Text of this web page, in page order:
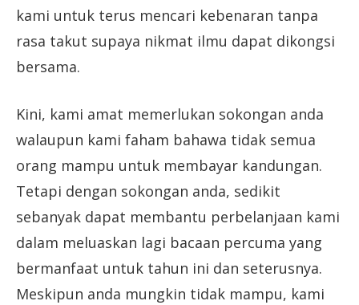
kami untuk terus mencari kebenaran tanpa
rasa takut supaya nikmat ilmu dapat dikongsi
bersama.
Kini, kami amat memerlukan sokongan anda
walaupun kami faham bahawa tidak semua
orang mampu untuk membayar kandungan.
Tetapi dengan sokongan anda, sedikit
sebanyak dapat membantu perbelanjaan kami
dalam meluaskan lagi bacaan percuma yang
bermanfaat untuk tahun ini dan seterusnya.
Meskipun anda mungkin tidak mampu, kami